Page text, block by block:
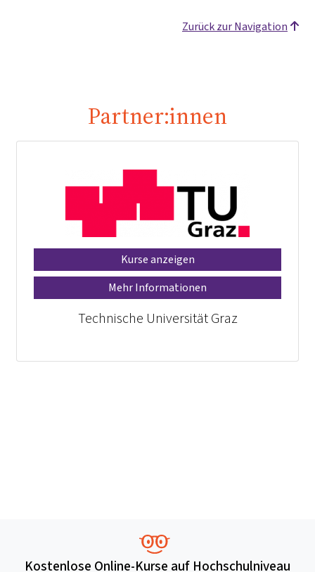
Zurück zur Navigation
Partner:innen
Kurse anzeigen
Mehr Informationen
Technische Universität Graz
Kostenlose Online-Kurse auf Hochschulniveau